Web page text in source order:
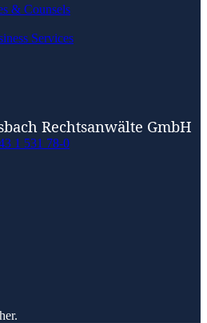
& Counsels
Services
Rechtsanwälte GmbH
1 531 78-0